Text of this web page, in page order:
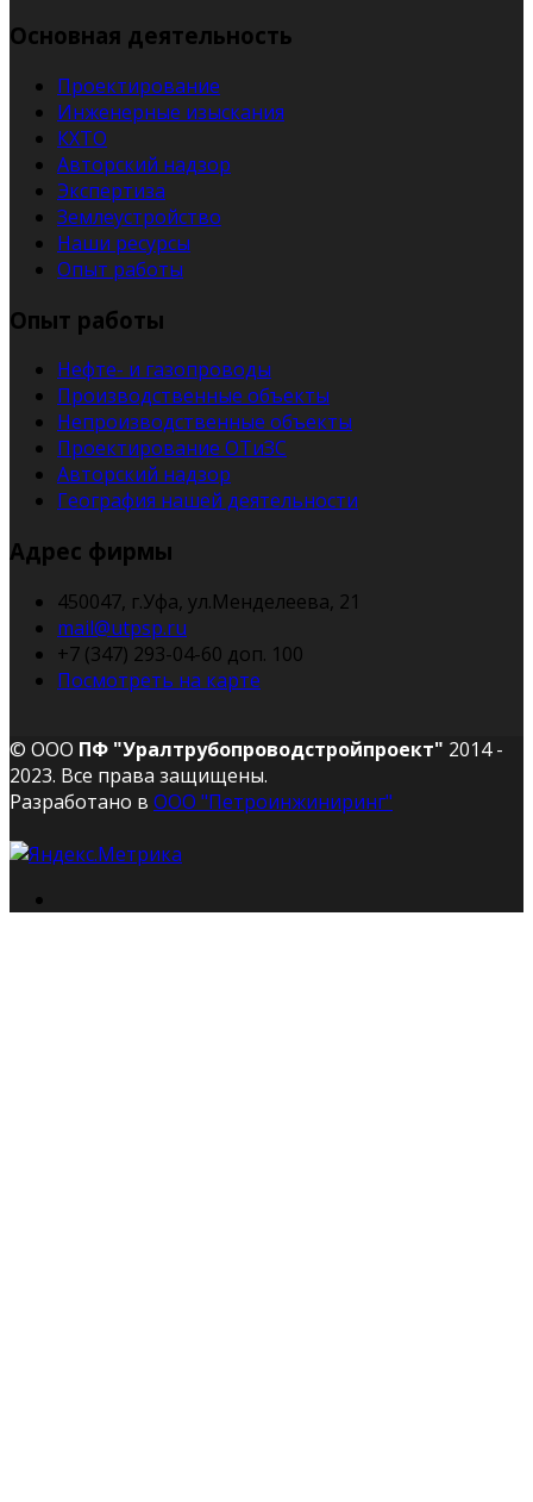
Основная деятельность
Проектирование
Инженерные изыскания
КХТО
Авторский надзор
Экспертиза
Землеустройство
Наши ресурсы
Опыт работы
Опыт работы
Нефте- и газопроводы
Производственные объекты
Непроизводственные объекты
Проектирование ОТиЗС
Авторский надзор
География нашей деятельности
Адрес фирмы
450047, г.Уфа, ул.Менделеева, 21
mail@utpsp.ru
+7 (347) 293-04-60 доп. 100
Посмотреть на карте
© ООО ПФ "Уралтрубопроводстройпроект" 2014 -
2023. Все права защищены.
Разработано в ООО "Петроинжиниринг"